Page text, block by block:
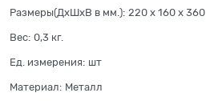
Размеры(ДхШхВ в мм.): 220 x 160 x 360
Вес: 0,3 кг.
Ед. измерения: шт
Материал: Металл